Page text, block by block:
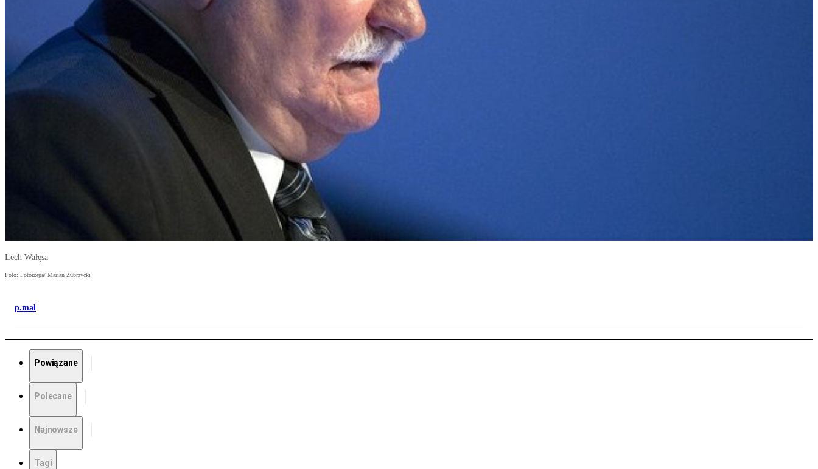
Lech Wałęsa
Foto: Fotorzepa/ Marian Zubrzycki
p.mal
Powiązane
Polecane
Najnowsze
Tagi